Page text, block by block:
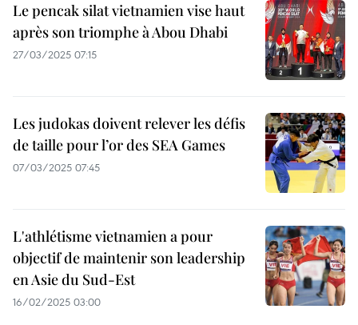
Le pencak silat vietnamien vise haut
après son triomphe à Abou Dhabi
27/03/2025 07:15
Les judokas doivent relever les défis
de taille pour l’or des SEA Games
07/03/2025 07:45
L'athlétisme vietnamien a pour
objectif de maintenir son leadership
en Asie du Sud-Est
16/02/2025 03:00